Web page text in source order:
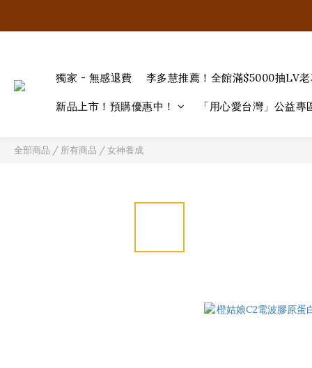
獨家 - 無感退費 李多慧推薦！全館滿$5000抽LV
新品上市！預購優惠中！ 「用心愛台灣」公益專
全部商品 / 所有商品 /女神養成